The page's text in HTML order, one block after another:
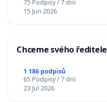
75 Podpisy / 7 dní
15 Jun 2026
Chceme svého ředitele
1 186 podpisů
65 Podpisy / 7 dní
23 Jul 2026